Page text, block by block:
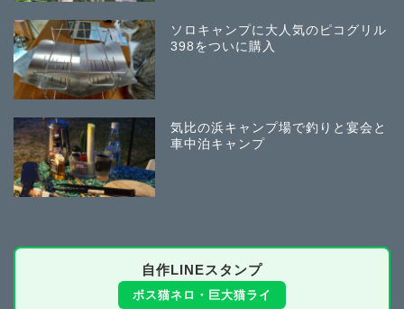
ソロキャンプに大人気のピコグリル
398をついに購入
気比の浜キャンプ場で釣りと宴会と
車中泊キャンプ
自作LINEスタンプ
ボス猫ネロ・巨大猫ライ